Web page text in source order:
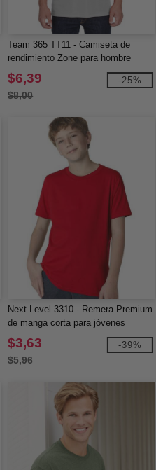
Team 365 TT11 - Camiseta de
rendimiento Zone para hombre
$6,39
$8,00
-25%
Next Level 3310 - Remera Premium
de manga corta para jóvenes
$3,63
$5,96
-39%